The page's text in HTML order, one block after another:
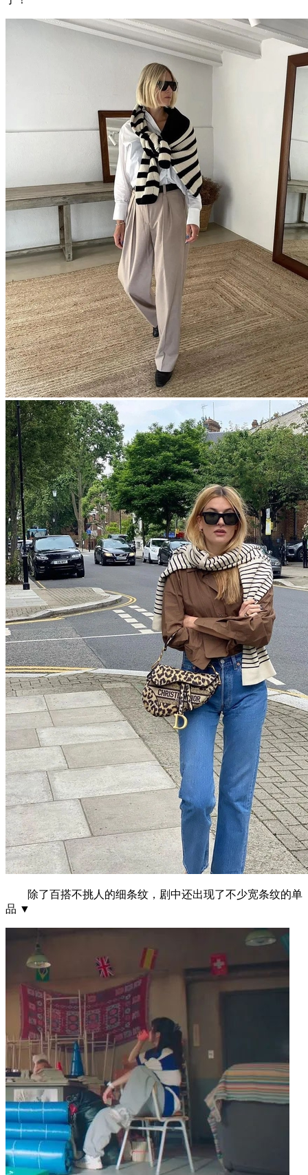
除了百搭不挑人的细条纹，剧中还出现了不少宽条纹的单
品 ▼